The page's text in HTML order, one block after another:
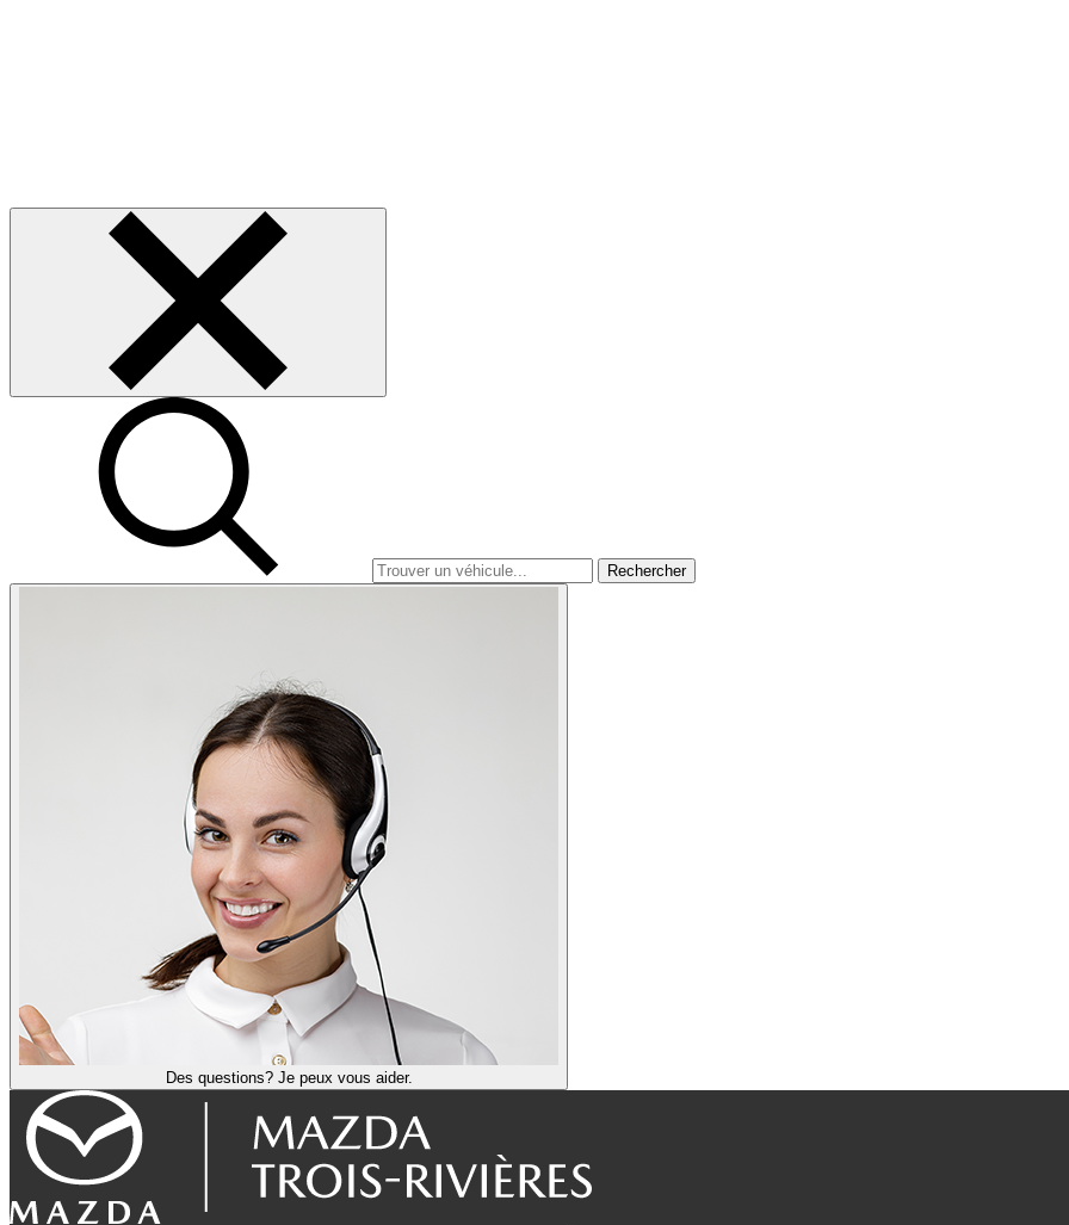
Rechercher
Des questions? Je peux vous aider.